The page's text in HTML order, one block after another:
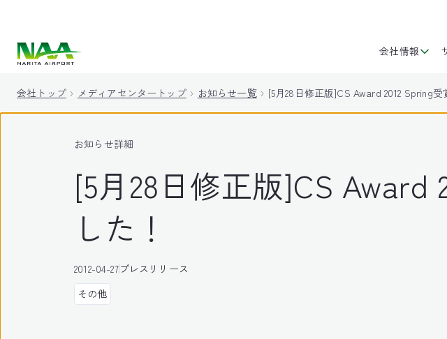
会社情報
会社トップ メディアセンタートップ お知らせ一覧 [5月28日修正版]CS Award 2012 Spring
お知らせ詳細
[5月28日修正版]CS Award
した！
2012-04-27プレスリリース
その他